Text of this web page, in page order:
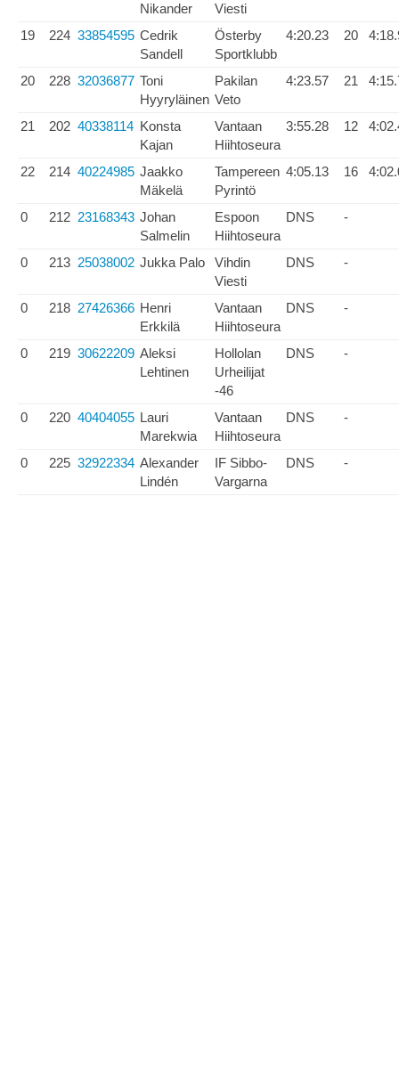
Nikander
Viesti
19 224 33854595 Cedrik
Sandell
Österby
Sportklubb
4:20.23 20
20 228 32036877 Toni
Hyyryläinen
Pakilan
Veto
4:23.57 21
21 202 40338114 Konsta
Kajan
Vantaan
Hiihtoseura
3:55.28 12
22 214 40224985 Jaakko
Mäkelä
Tampereen
Pyrintö
4:05.13 16
0 212 23168343 Johan
Salmelin
Espoon
Hiihtoseura
DNS -
0 213 25038002 Jukka Palo
Vihdin
Viesti
DNS -
0 218 27426366 Henri
Erkkilä
Vantaan
Hiihtoseura
DNS -
0 219 30622209 Aleksi
Lehtinen
Hollolan
Urheilijat
-46
DNS -
0 220 40404055 Lauri
Marekwia
Vantaan
Hiihtoseura
DNS -
0 225 32922334 Alexander
Lindén
IF Sibbo-
Vargarna
DNS -